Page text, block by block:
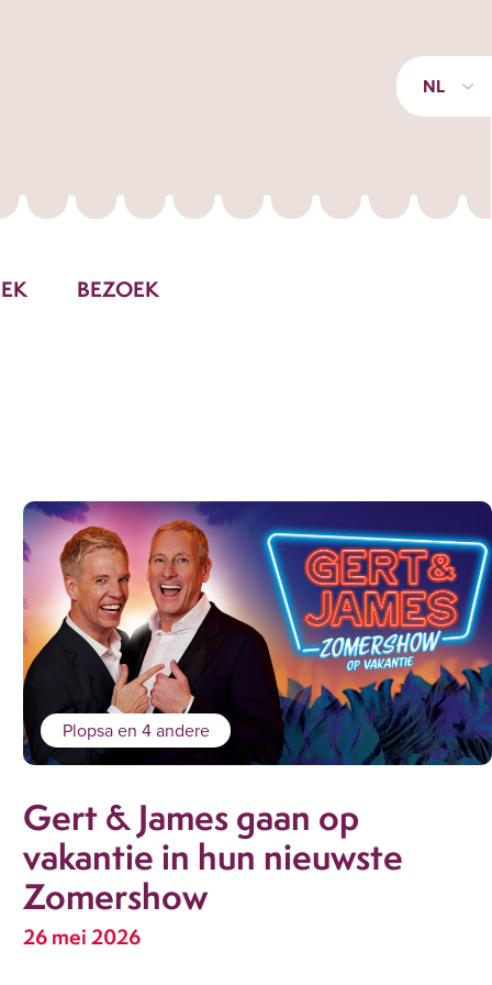
NL
BEZOEK
Plopsa en 4 andere
Gert & James gaan op
vakantie in hun nieuwste
Zomershow
26 mei 2026